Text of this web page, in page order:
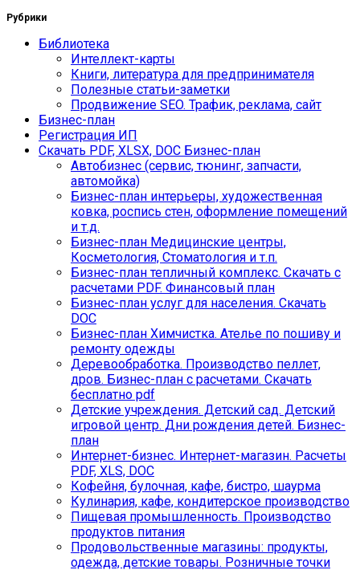
Рубрики
Библиотека
Интеллект-карты
Книги, литература для предпринимателя
Полезные статьи-заметки
Продвижение SEO. Трафик, реклама, сайт
Бизнес-план
Регистрация ИП
Скачать PDF, XLSX, DOC Бизнес-план
Автобизнес (сервис, тюнинг, запчасти,
автомойка)
Бизнес-план интерьеры, художественная
ковка, роспись стен, оформление помещений
и т.д.
Бизнес-план Медицинские центры,
Косметология, Стоматология и т.п.
Бизнес-план тепличный комплекс. Скачать с
расчетами PDF. Финансовый план
Бизнес-план услуг для населения. Скачать
DOC
Бизнес-план Химчистка. Ателье по пошиву и
ремонту одежды
Деревообработка. Производство пеллет,
дров. Бизнес-план с расчетами. Скачать
бесплатно pdf
Детские учреждения. Детский сад. Детский
игровой центр. Дни рождения детей. Бизнес-
план
Интернет-бизнес. Интернет-магазин. Расчеты
PDF, XLS, DOC
Кофейня, булочная, кафе, бистро, шаурма
Кулинария, кафе, кондитерское производство
Пищевая промышленность. Производство
продуктов питания
Продовольственные магазины: продукты,
одежда, детские товары. Розничные точки